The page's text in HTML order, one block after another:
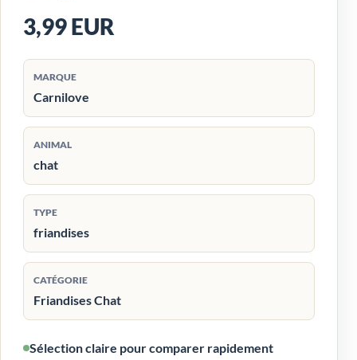
3,99 EUR
MARQUE
Carnilove
ANIMAL
chat
TYPE
friandises
CATÉGORIE
Friandises Chat
Sélection claire pour comparer rapidement